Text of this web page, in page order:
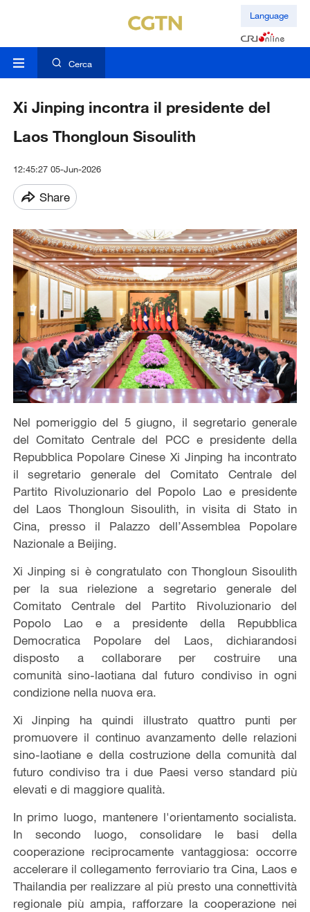
Language
Cerca
Xi Jinping incontra il presidente del
Laos Thongloun Sisoulith
12:45:27 05-Jun-2026
Share
Nel pomeriggio del 5 giugno, il segretario generale
del Comitato Centrale del PCC e presidente della
Repubblica Popolare Cinese Xi Jinping ha incontrato
il segretario generale del Comitato Centrale del
Partito Rivoluzionario del Popolo Lao e presidente
del Laos Thongloun Sisoulith, in visita di Stato in
Cina, presso il Palazzo dell’Assemblea Popolare
Nazionale a Beijing.
Xi Jinping si è congratulato con Thongloun Sisoulith
per la sua rielezione a segretario generale del
Comitato Centrale del Partito Rivoluzionario del
Popolo Lao e a presidente della Repubblica
Democratica Popolare del Laos, dichiarandosi
disposto a collaborare per costruire una
comunità sino-laotiana dal futuro condiviso in ogni
condizione nella nuova era.
Xi Jinping ha quindi illustrato quattro punti per
promuovere il continuo avanzamento delle relazioni
sino-laotiane e della costruzione della comunità dal
futuro condiviso tra i due Paesi verso standard più
elevati e di maggiore qualità.
In primo luogo, mantenere l'orientamento socialista.
In secondo luogo, consolidare le basi della
cooperazione reciprocamente vantaggiosa: occorre
accelerare il collegamento ferroviario tra Cina, Laos e
Thailandia per realizzare al più presto una connettività
regionale più ampia, rafforzare la cooperazione nei